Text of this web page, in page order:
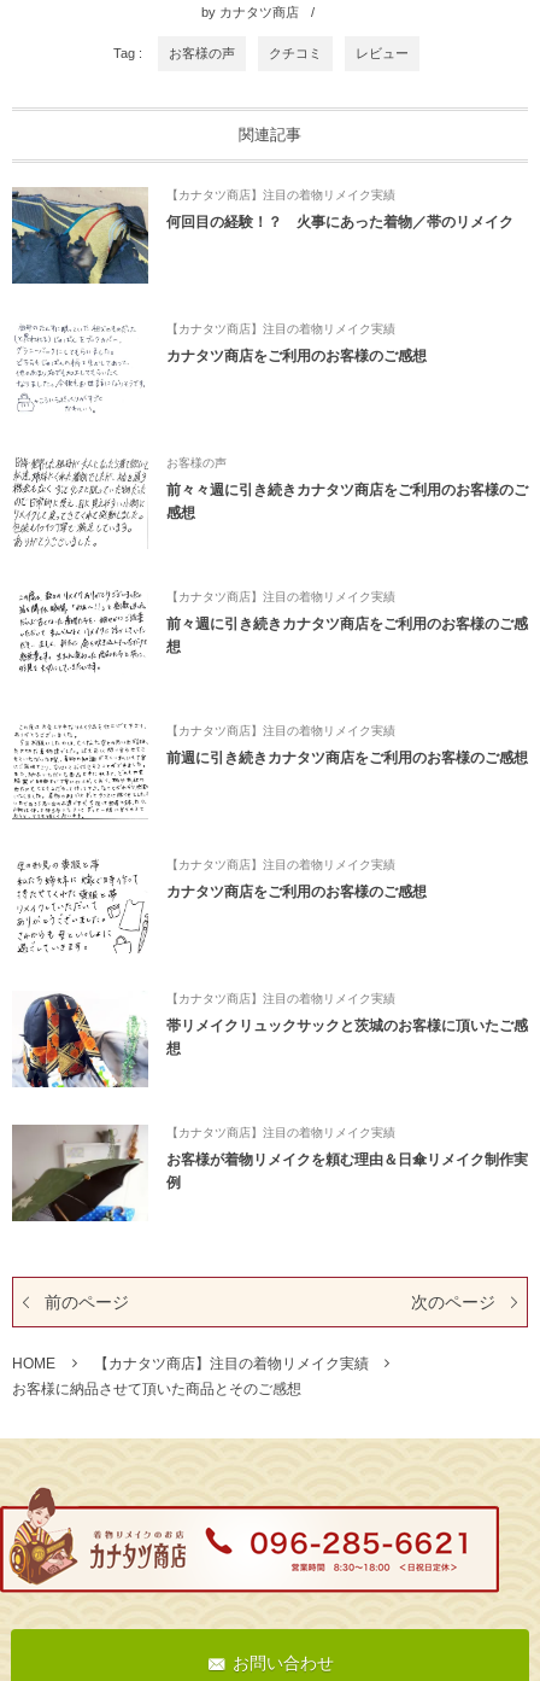
by カナタツ商店
Tag : お客様の声 クチコミ レビュー
関連記事
【カナタツ商店】注目の着物リメイク実績
何回目の経験！？ 火事にあった着物／帯のリメイク
【カナタツ商店】注目の着物リメイク実績
カナタツ商店をご利用のお客様のご感想
お客様の声
前々々週に引き続きカナタツ商店をご利用のお客様のご
感想
【カナタツ商店】注目の着物リメイク実績
前々週に引き続きカナタツ商店をご利用のお客様のご感
想
【カナタツ商店】注目の着物リメイク実績
前週に引き続きカナタツ商店をご利用のお客様のご感想
【カナタツ商店】注目の着物リメイク実績
カナタツ商店をご利用のお客様のご感想
【カナタツ商店】注目の着物リメイク実績
帯リメイクリュックサックと茨城のお客様に頂いたご感
想
【カナタツ商店】注目の着物リメイク実績
お客様が着物リメイクを頼む理由＆日傘リメイク制作実
例
前のページ 次のページ
HOME
【カナタツ商店】注目の着物リメイク実績
お客様に納品させて頂いた商品とそのご感想
お問い合わせ